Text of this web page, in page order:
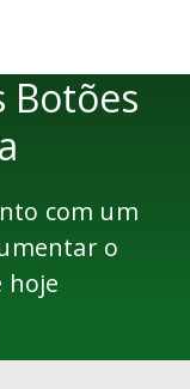
Botões
com um
o
hoje